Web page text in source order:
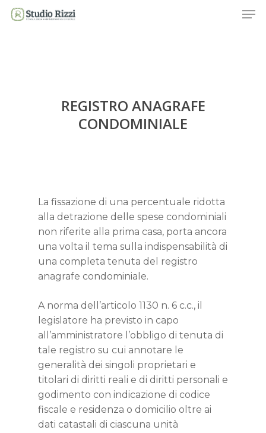
Skip
REGISTRO ANAGRAFE
CONDOMINIALE
La fissazione di una percentuale ridotta
alla detrazione delle spese condominiali
non riferite alla prima casa, porta ancora
una volta il tema sulla indispensabilità di
una completa tenuta del registro
anagrafe condominiale.
A norma dell’articolo 1130 n. 6 c.c., il
legislatore ha previsto in capo
all’amministratore l’obbligo di tenuta di
tale registro su cui annotare le
generalità dei singoli proprietari e
titolari di diritti reali e di diritti personali e
godimento con indicazione di codice
fiscale e residenza o domicilio oltre ai
dati catastali di ciascuna unità